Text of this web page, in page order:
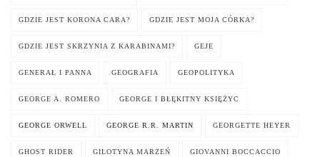
GDZIE JEST KORONA CARA? GDZIE JEST MOJA CÓRKA?
GDZIE JEST SKRZYNIA Z KARABINAMI? GEJE
GENERAŁ I PANNA GEOGRAFIA GEOPOLITYKA
GEORGE A. ROMERO GEORGE I BŁĘKITNY KSIĘŻYC
GEORGE ORWELL GEORGE R.R. MARTIN GEORGETTE HEYER
GHOST RIDER GILOTYNA MARZEŃ GIOVANNI BOCCACCIO